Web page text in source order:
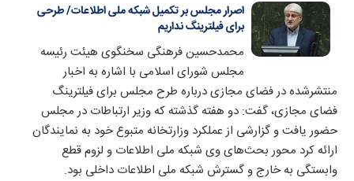
اصرار مجلس بر تکمیل شبکه ملی اطلاعات/ طرحی
برای فیلترینگ نداریم
محمدحسین فرهنگی سخنگوی هیئت رئیسه
مجلس شورای اسلامی با اشاره به اخبار
منتشرشده در فضای مجازی درباره طرح مجلس برای فیلترینگ
فضای مجازی، گفت: دو هفته گذشته که وزیر ارتباطات در مجلس
حضور یافت و گزارشی از عملکرد وزارتخانه متبوع خود به نمایندگان
ارائه کرد محور بحث‌های وی شبکه ملی اطلاعات و لزوم قطع
وابستگی به خارج و گسترش شبکه ملی اطلاعات داخلی بود.